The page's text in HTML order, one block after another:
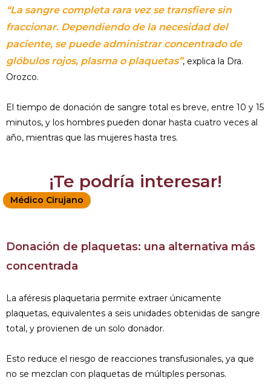
“La sangre completa rara vez se transfiere sin
fraccionar. Dependiendo de la necesidad del
paciente, se puede administrar concentrado de
glóbulos rojos, plasma o plaquetas”, explica la Dra.
Orozco.
El tiempo de donación de sangre total es breve, entre 10 y 15
minutos, y los hombres pueden donar hasta cuatro veces al
año, mientras que las mujeres hasta tres.
¡Te podría interesar!
Médico Cirujano
Donación de plaquetas: una alternativa más
concentrada
La aféresis plaquetaria permite extraer únicamente
plaquetas, equivalentes a seis unidades obtenidas de sangre
total, y provienen de un solo donador.
Esto reduce el riesgo de reacciones transfusionales, ya que
no se mezclan con plaquetas de múltiples personas.